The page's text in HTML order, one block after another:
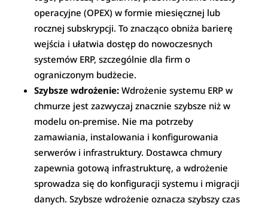
operacyjne (OPEX) w formie miesięcznej lub
rocznej subskrypcji. To znacząco obniża barierę
wejścia i ułatwia dostęp do nowoczesnych
systemów ERP, szczególnie dla firm o
ograniczonym budżecie.
Szybsze wdrożenie: Wdrożenie systemu ERP w
chmurze jest zazwyczaj znacznie szybsze niż w
modelu on-premise. Nie ma potrzeby
zamawiania, instalowania i konfigurowania
serwerów i infrastruktury. Dostawca chmury
zapewnia gotową infrastrukturę, a wdrożenie
sprowadza się do konfiguracji systemu i migracji
danych. Szybsze wdrożenie oznacza szybszy czas